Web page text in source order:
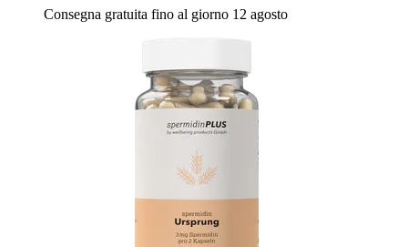
Consegna gratuita fino al giorno 12 agosto